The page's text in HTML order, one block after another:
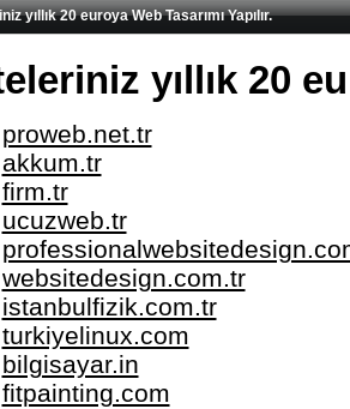
yıllık 20 euroya Web Tasarımı Yapılır.
yıllık 20
proweb.net.tr
akkum.tr
firm.tr
ucuzweb.tr
websitedesign.com.tr
istanbulfizik.com.tr
turkiyelinux.com
bilgisayar.in
fitpainting.com